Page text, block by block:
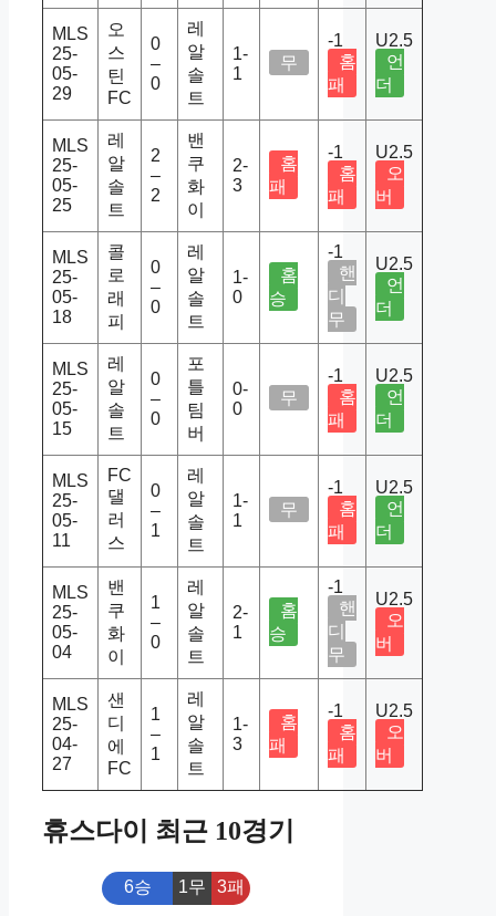
MLS
25-
05-
29
오
스
틴
FC
0
–
0
레
알
솔
트
1-
1
무
-1
홈
패
U2.5
언
더
MLS
25-
05-
25
레
알
솔
트
2
–
2
밴
쿠
화
이
2-
3
홈
패
-1
홈
패
U2.5
오
버
MLS
25-
05-
18
콜
로
래
피
0
–
0
레
알
솔
트
1-
0
홈
승
-1
핸
디
무
U2.5
언
더
MLS
25-
05-
15
레
알
솔
트
0
–
0
포
틀
팀
버
0-
0
무
-1
홈
패
U2.5
언
더
MLS
25-
05-
11
FC
댈
러
스
0
–
1
레
알
솔
트
1-
1
무
-1
홈
패
U2.5
언
더
MLS
25-
05-
04
밴
쿠
화
이
1
–
0
레
알
솔
트
2-
1
홈
승
-1
핸
디
무
U2.5
오
버
MLS
25-
04-
27
샌
디
에
FC
1
–
1
레
알
솔
트
1-
3
홈
패
-1
홈
패
U2.5
오
버
휴스다이 최근 10경기
6승 1무 3패